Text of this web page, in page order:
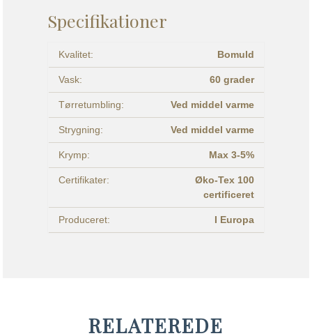
Specifikationer
Kvalitet: Bomuld
Vask: 60 grader
Tørretumbling: Ved middel varme
Strygning: Ved middel varme
Krymp: Max 3-5%
Certifikater:
Øko-Tex 100
certificeret
Produceret: I Europa
RELATEREDE